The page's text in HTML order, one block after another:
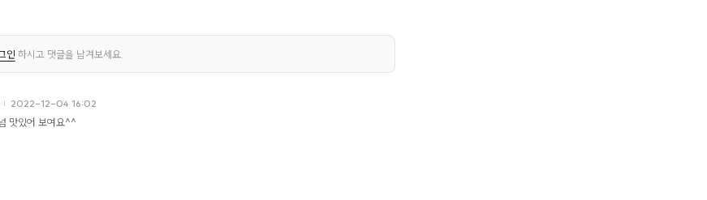
인 하시고 댓글을 남겨보세요.
2022-12-04 16:02
맛있어 보여요^^